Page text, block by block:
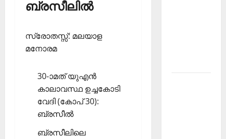
ബ്രസീലില്‍
സ്രോതസ്സ്: മലയാള
മനോരമ
30-ാമത് യുഎന്‍
കാലാവസ്ഥ ഉച്ചകോടി
വേദി (കോപ് 30):
ബ്രസീല്‍
ബ്രസീലിലെ